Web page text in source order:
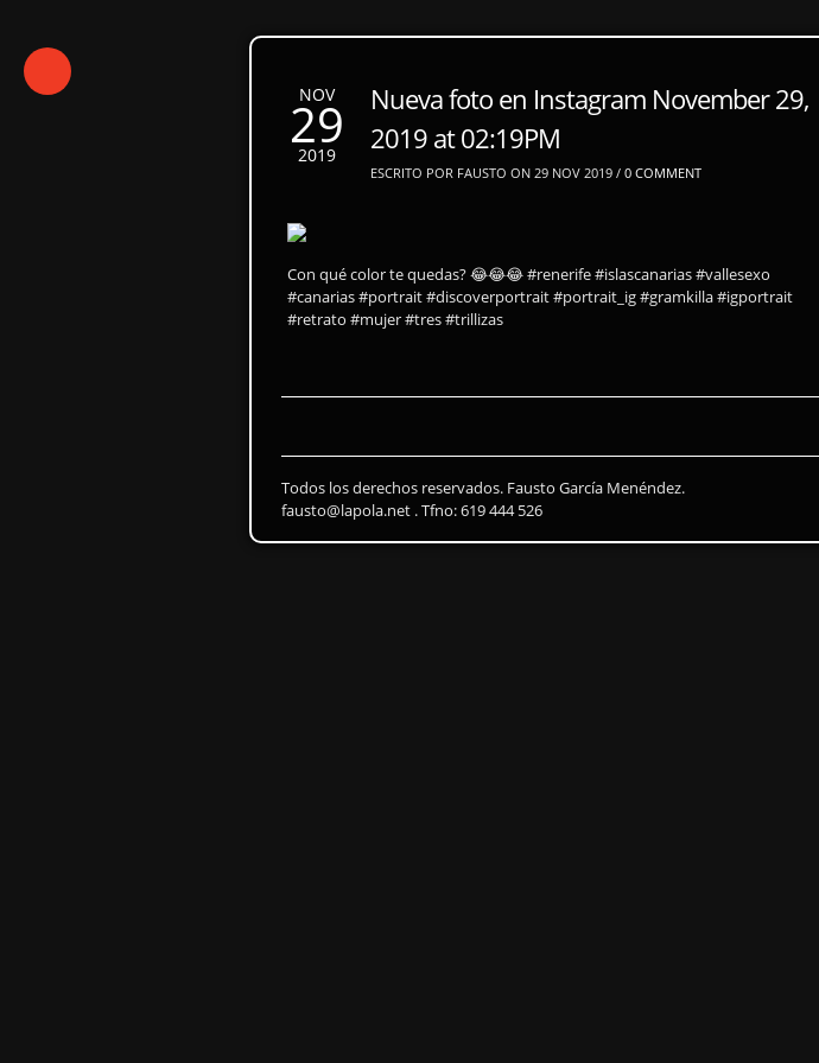
NOV
29
2019
Nueva foto en Instagram November 29,
2019 at 02:19PM
ESCRITO POR FAUSTO ON 29 NOV 2019 / 0 COMMENT
Con qué color te quedas? 😂😂😂 #renerife #islascanarias #vallesexo
#canarias #portrait #discoverportrait #portrait_ig #gramkilla #igportrait
#retrato #mujer #tres #trillizas
Todos los derechos reservados. Fausto García Menéndez.
fausto@lapola.net . Tfno: 619 444 526